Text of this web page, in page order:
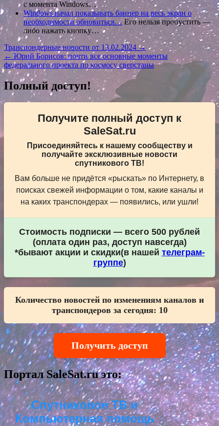
с момента Windows…
Windows начал показывать баннер на весь экран о
необходимости обновиться…Его нельзя пропустить —
либо нажать кнопку…
Навигация
по
записям
Транспондерные новости от 13.02.2024 →
← Юрий Борисов: почти все основные моменты
федерального проекта по космосу сверстаны
Полный доступ!
Получите полный доступ к
SaleSat.ru
Присоединяйтесь к нашему сообществу и
получайте эксклюзивные новости
спутникового ТВ!
Вам больше не придётся «рыскать» по Интернету, в
поисках свежей информации о том, какие каналы и
на каких транспондерах — появились, или ушли!
Стоимость подписки — всего 500 рублей
(оплата один раз, доступ навсегда)
*бывают акции и скидки(в нашей телеграм-
группе)
Количество новостей по изменениям каналов и
транспондеров за сегодня: 10
Получить доступ
Портал SaleSat.ru это:
Спутниковое ТВ и
Компьютерная помощь